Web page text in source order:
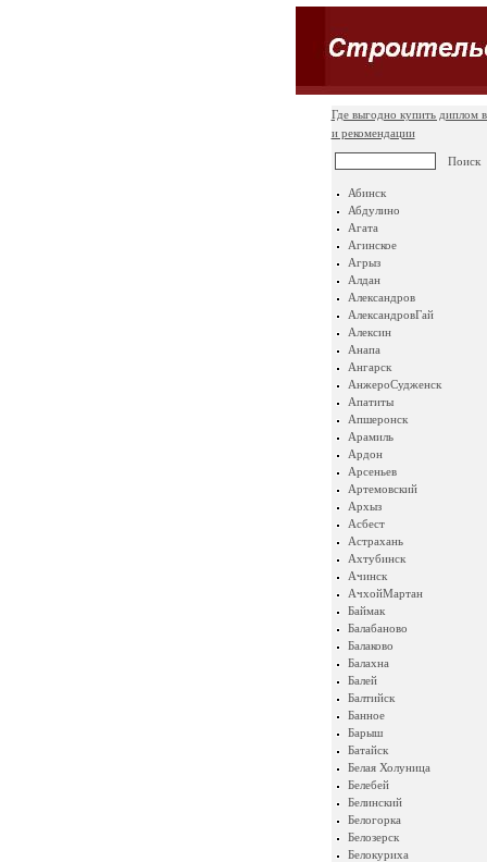
Где выгодно купить диплом
и рекомендации
Абинск
Абдулино
Агата
Агинское
Агрыз
Алдан
Александров
АлександровГай
Алексин
Анапа
Ангарск
АнжероСудженск
Апатиты
Апшеронск
Арамиль
Ардон
Арсеньев
Артемовский
Архыз
Асбест
Астрахань
Ахтубинск
Ачинск
АчхойМартан
Баймак
Балабаново
Балаково
Балахна
Балей
Балтийск
Банное
Барыш
Батайск
Белая Холуница
Белебей
Белинский
Белогорка
Белозерск
Белокуриха